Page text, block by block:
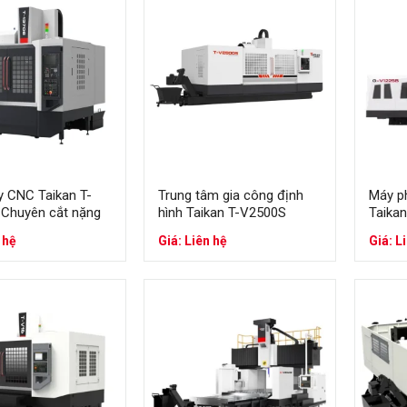
đầy đủ các tiêu chí của một máy gia công tốt
mắt
sản phẩm gia công đảm bảo, sắc nét, chính xác
CNC Taikan T-
cắt nặng
Trung tâm gia công định
hình Taikan T-V2500S
Giá: Liên hệ
Máy
Giá: